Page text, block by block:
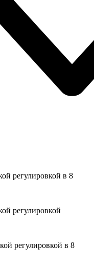
регулировкой в 8
регулировкой
регулировкой в 8